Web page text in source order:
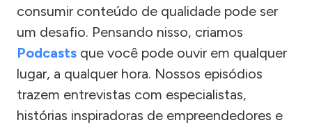
consumir conteúdo de qualidade pode ser
um desafio. Pensando nisso, criamos
Podcasts que você pode ouvir em qualquer
lugar, a qualquer hora. Nossos episódios
trazem entrevistas com especialistas,
histórias inspiradoras de empreendedores e